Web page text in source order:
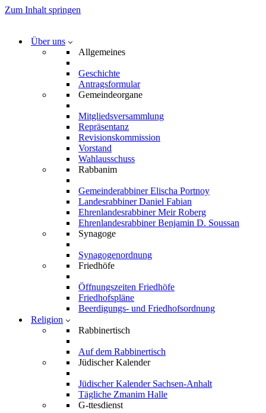
Zum Inhalt springen
Über uns
Allgemeines
Geschichte
Antragsformular
Gemeindeorgane
Mitgliedsversammlung
Repräsentanz
Revisionskommission
Vorstand
Wahlausschuss
Rabbanim
Gemeinderabbiner Elischa Portnoy
Landesrabbiner Daniel Fabian
Ehrenlandesrabbiner Meir Roberg
Ehrenlandesrabbiner Benjamin D. Soussan
Synagoge
Synagogenordnung
Friedhöfe
Öffnungszeiten Friedhöfe
Friedhofspläne
Beerdigungs- und Friedhofsordnung
Religion
Rabbinertisch
Auf dem Rabbinertisch
Jüdischer Kalender
Jüdischer Kalender Sachsen-Anhalt
Tägliche Zmanim Halle
G-ttesdienst